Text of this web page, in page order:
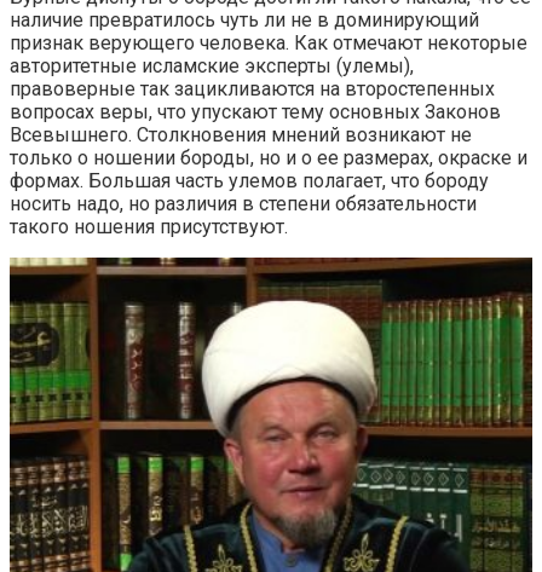
наличие превратилось чуть ли не в доминирующий
признак верующего человека. Как отмечают некоторые
авторитетные исламские эксперты (улемы),
правоверные так зацикливаются на второстепенных
вопросах веры, что упускают тему основных Законов
Всевышнего. Столкновения мнений возникают не
только о ношении бороды, но и о ее размерах, окраске и
формах. Большая часть улемов полагает, что бороду
носить надо, но различия в степени обязательности
такого ношения присутствуют.